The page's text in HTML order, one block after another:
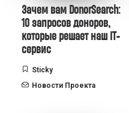
Зачем вам DonorSearch:
10 запросов доноров,
которые решает наш IT-
сервис
Sticky
Новости Проекта